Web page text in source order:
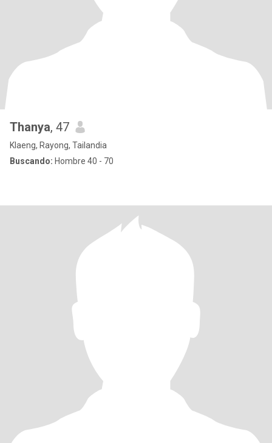
Thanya, 47
Klaeng, Rayong, Tailandia
Buscando: Hombre 40 - 70